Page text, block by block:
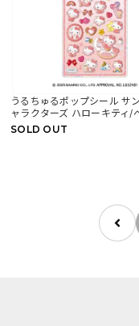
うるちゅるポップシール サ
ャラクターズ ハローキティ/
SOLD OUT